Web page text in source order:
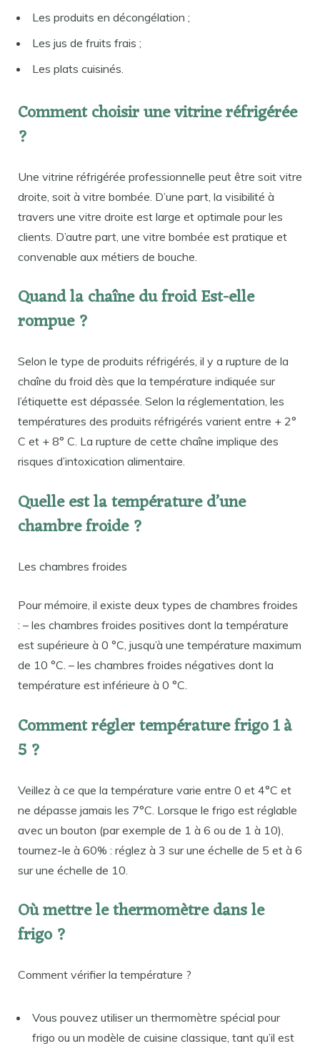
Les produits en décongélation ;
Les jus de fruits frais ;
Les plats cuisinés.
Comment choisir une vitrine réfrigérée
?
Une vitrine réfrigérée professionnelle peut être soit vitre
droite, soit à vitre bombée. D’une part, la visibilité à
travers une vitre droite est large et optimale pour les
clients. D’autre part, une vitre bombée est pratique et
convenable aux métiers de bouche.
Quand la chaîne du froid Est-elle
rompue ?
Selon le type de produits réfrigérés, il y a rupture de la
chaîne du froid dès que la température indiquée sur
l’étiquette est dépassée. Selon la réglementation, les
températures des produits réfrigérés varient entre + 2°
C et + 8° C. La rupture de cette chaîne implique des
risques d’intoxication alimentaire.
Quelle est la température d’une
chambre froide ?
Les chambres froides
Pour mémoire, il existe deux types de chambres froides
: – les chambres froides positives dont la température
est supérieure à 0 °C, jusqu’à une température maximum
de 10 °C. – les chambres froides négatives dont la
température est inférieure à 0 °C.
Comment régler température frigo 1 à
5 ?
Veillez à ce que la température varie entre 0 et 4°C et
ne dépasse jamais les 7°C. Lorsque le frigo est réglable
avec un bouton (par exemple de 1 à 6 ou de 1 à 10),
tournez-le à 60% : réglez à 3 sur une échelle de 5 et à 6
sur une échelle de 10.
Où mettre le thermomètre dans le
frigo ?
Comment vérifier la température ?
Vous pouvez utiliser un thermomètre spécial pour
frigo ou un modèle de cuisine classique, tant qu’il est